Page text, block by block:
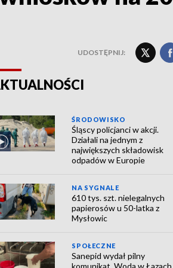
UDOSTĘPNIJ:
ŚRODOWISKO
Śląscy policjanci w akcji.
Działali na jednym z
największych składowisk
odpadów w Europie
NA SYGNALE
610 tys. szt. nielegalnych
papierosów u 50-latka z
Mysłowic
SPOŁECZNE
Sanepid wydał pilny
komunikat. Woda w Łazach